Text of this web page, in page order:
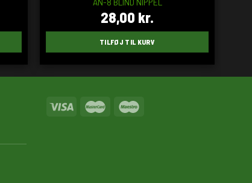
28,00 kr.
TILFØJ TIL KURV